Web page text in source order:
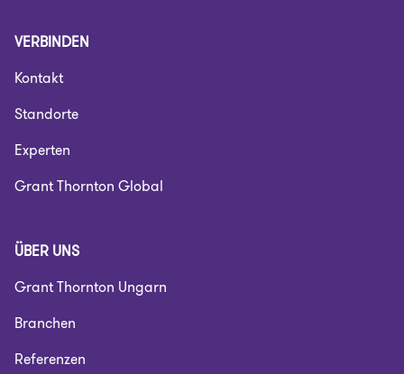
VERBINDEN
Kontakt
Standorte
Experten
Grant Thornton Global
ÜBER UNS
Grant Thornton Ungarn
Branchen
Referenzen